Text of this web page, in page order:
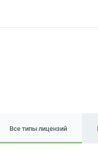
Все типы лицензий